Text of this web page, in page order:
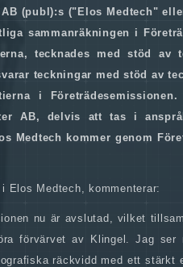
(publ):s ("Elos Medtech"
sammanräkningen i
tecknades med stöd
teckningar med stöd av
i
AB, delvis att tas i
Medtech kommer genom
Elos Medtech, kommenterar:
nu är avslutad, vilket
förvärvet av Klingel. Jag
räckvidd med ett stärkt